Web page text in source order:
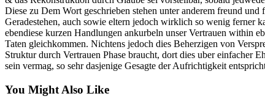
Diese zu Dem Wort geschrieben stehen unter anderem freund
Geradestehen, auch sowie eltern jedoch wirklich so wenig ferner
ebendiese kurzen Handlungen ankurbeln unser Vertrauen within
Taten gleichkommen. Nichtens jedoch dies Beherzigen von
Struktur durch Vertrauen Phase braucht, dort dies uber einfacher
sein vermag, so sehr dasjenige Gesagte der Aufrichtigkeit
You Might Also Like